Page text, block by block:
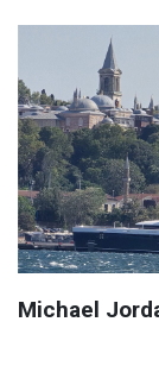
Michael